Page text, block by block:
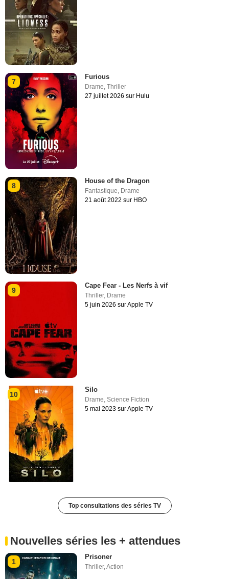
7
Furious
Drame,Thriller
27 juillet 2026 sur Hulu
8
House of the Dragon
Fantastique, Drame
21 août 2022 sur HBO
9
Cape Fear - Les Nerfs à vif
Thriller, Drame
5 juin 2026 sur Apple TV
10
Silo
Drame,Science Fiction
5 mai 2023 sur Apple TV
Top consultations des séries TV
Nouvelles séries les + attendues
1
Prisoner
Thriller,Action